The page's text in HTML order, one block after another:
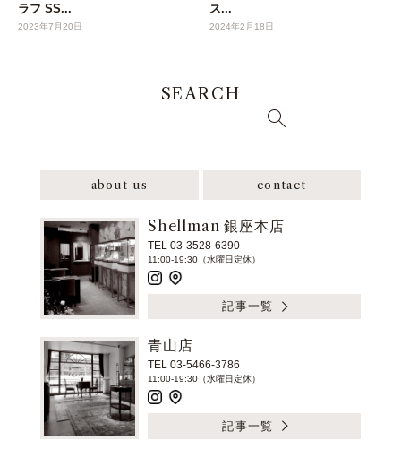
ラフ SS...
2023年7月20日
ス...
2024年2月18日
SEARCH
about us contact
Shellman 銀座本店
TEL 03-3528-6390
11:00-19:30（水曜日定休）
記事一覧
青山店
TEL 03-5466-3786
11:00-19:30（水曜日定休）
記事一覧